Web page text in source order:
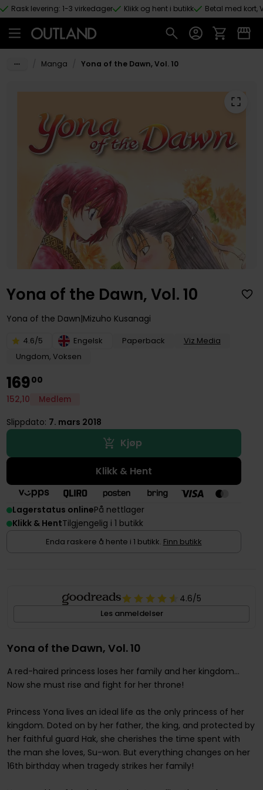
Hopp til hovedinnhold
Rask levering: 1-3 virkedager Klikk og hent i butikk Betal med kort,
Manga Yona of the Dawn, Vol. 10
Yona of the Dawn, Vol. 10
Yona of the Dawn Mizuho Kusanagi
4.6/5 Engelsk Paperback
Viz Media
Ungdom, Voksen
16900
152,10 Medlem
Slippdato: 7. mars 2018
Kjøp
Klikk & Hent
Lagerstatus onlinePå nettlager
Klikk & HentTilgjengelig i 1 butikk
Enda raskere å hente i 1 butikk. Finn butikk
4.6/5
Les anmeldelser
Yona of the Dawn, Vol. 10
A red-haired princess loses her family and her kingdom...
Now she must rise and fight for her throne!
Princess Yona lives an ideal life as the only princess of her
kingdom. Doted on by her father, the king, and protected by
her faithful guard Hak, she cherishes the time spent with
the man she loves, Su-won. But everything changes on her
16th birthday when tragedy strikes her family!